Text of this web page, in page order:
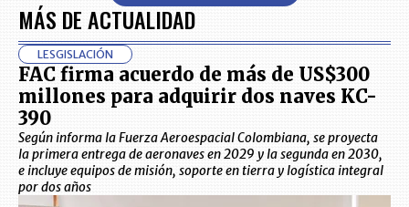
MÁS DE ACTUALIDAD
LESGISLACIÓN
FAC firma acuerdo de más de US$300
millones para adquirir dos naves KC-
390
Según informa la Fuerza Aeroespacial Colombiana, se proyecta
la primera entrega de aeronaves en 2029 y la segunda en 2030,
e incluye equipos de misión, soporte en tierra y logística integral
por dos años